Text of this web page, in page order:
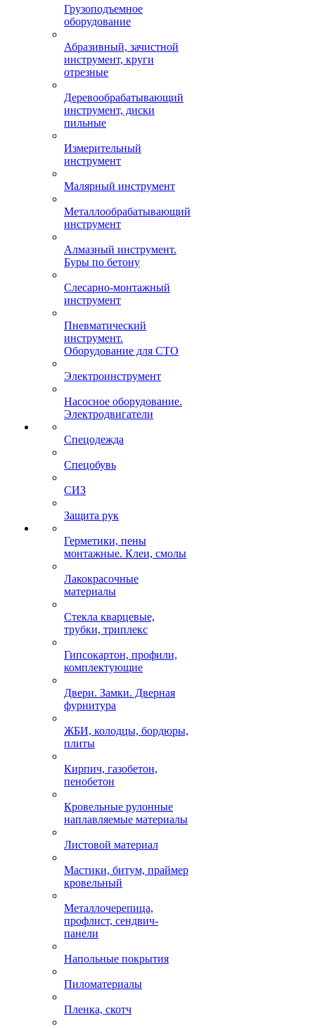
Грузоподъемное
оборудование
Абразивный, зачистной
инструмент, круги
отрезные
Деревообрабатывающий
инструмент, диски
пильные
Измерительный
инструмент
Малярный инструмент
Металлообрабатывающий
инструмент
Алмазный инструмент.
Буры по бетону
Слесарно-монтажный
инструмент
Пневматический
инструмент.
Оборудование для СТО
Электроинструмент
Насосное оборудование.
Электродвигатели
Спецодежда
Спецобувь
СИЗ
Защита рук
Герметики, пены
монтажные. Клеи, смолы
Лакокрасочные
материалы
Стекла кварцевые,
трубки, триплекс
Гипсокартон, профили,
комплектующие
Двери. Замки. Дверная
фурнитура
ЖБИ, колодцы, бордюры,
плиты
Кирпич, газобетон,
пенобетон
Кровельные рулонные
наплавляемые материалы
Листовой материал
Мастики, битум, праймер
кровельный
Металлочерепица,
профлист, сендвич-
панели
Напольные покрытия
Пиломатериалы
Пленка, скотч